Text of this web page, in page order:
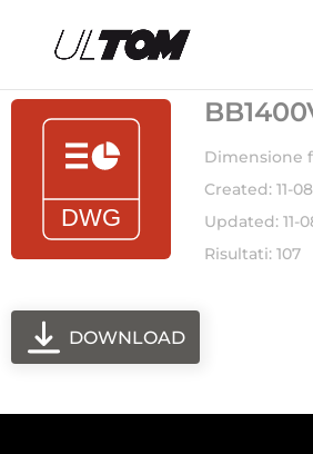
Dimensione
Created: 11-
Updated: 11-
Risultati: 107
DOWNLOAD